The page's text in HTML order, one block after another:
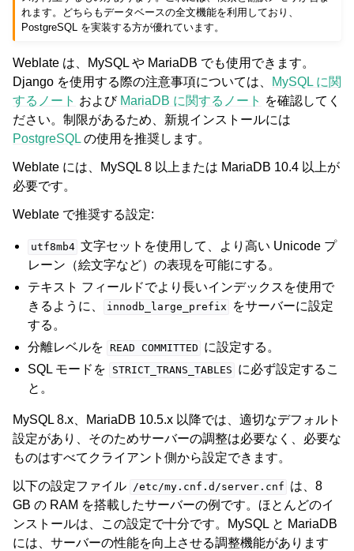
れます。どちらもデータベースの全文機能を利用しており、
PostgreSQL を実装する方が優れています。
Weblate は、MySQL や MariaDB でも使用できます。
Django を使用する際の注意事項については、
MySQL に関
するノート および MariaDB に関するノート を確認してく
ださい。制限があるため、新規インストールには
PostgreSQL の使用を推奨します。
Weblate には、MySQL 8 以上または MariaDB 10.4 以上が
必要です。
Weblate で推奨する設定:
utf8mb4 文字セットを使用して、より高い Unicode プ
レーン（絵文字など）の表現を可能にする。
テキスト フィールドでより長いインデックスを使用で
きるように、
innodb_large_prefix
をサーバーに設定
する。
分離レベルを READ COMMITTED に設定する。
SQL モードを
STRICT_TRANS_TABLES に必ず設定するこ
と。
MySQL 8.x、MariaDB 10.5.x 以降では、適切なデフォルト
設定があり、そのためサーバーの調整は必要なく、必要な
ものはすべてクライアント側から設定できます。
以下の設定ファイル /etc/my.cnf.d/server.cnf は、8
GB の RAM を搭載したサーバーの例です。ほとんどのイ
ンストールは、この設定で十分です。MySQL と MariaDB
には、サーバーの性能を向上させる調整機能があります